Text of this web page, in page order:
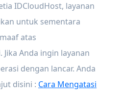
IDCloudHost, layanan
untuk sementara
atas
Anda ingin layanan
dengan lancar. Anda
disini : Cara Mengatasi